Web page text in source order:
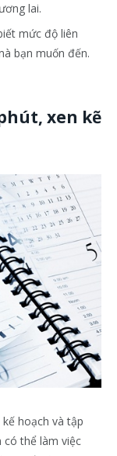
lai.
mức độ liên
bạn muốn đến.
xen kẽ
hoạch và tập
có thể làm việc